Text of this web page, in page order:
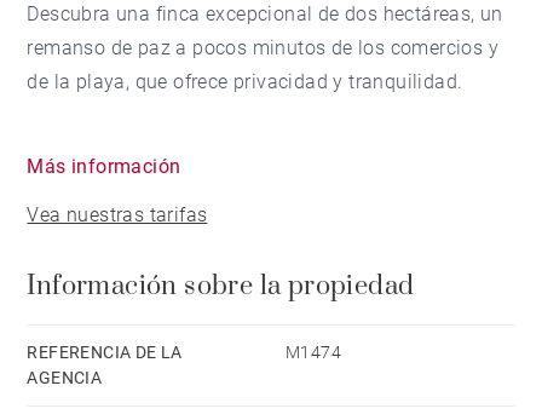
Descubra una finca excepcional de dos hectáreas, un
remanso de paz a pocos minutos de los comercios y
de la playa, que ofrece privacidad y tranquilidad.
dormitorios y 3 baños. Grandes ventanales conectan
la cocina abierta, ofreciendo impresionantes vistas al
de verano y zona de piscina por el otro.
Más información
Vea nuestras tarifas
Información sobre la propiedad
REFERENCIA DE LA
AGENCIA
M1474